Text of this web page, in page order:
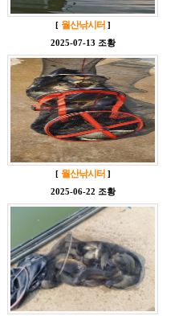
[ 월산낚시터 ]
2025-07-13 조황
[ 월산낚시터 ]
2025-06-22 조황